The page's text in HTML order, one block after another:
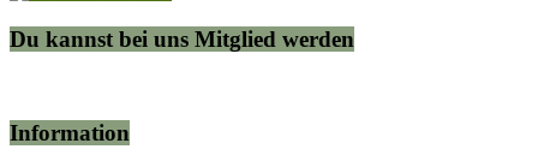
Du kannst bei uns Mitglied werden
Information